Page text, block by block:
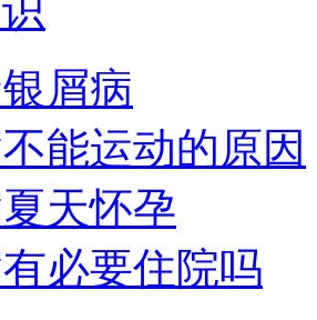
屑病
能运动的原因
天怀孕
必要住院吗